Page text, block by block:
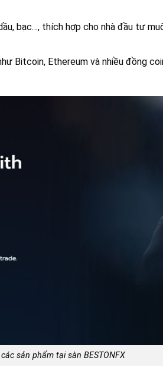
bạc…, thích hợp cho nhà đầu tư
Bitcoin, Ethereum và nhiều đồng
sản phẩm tại sàn BESTONFX